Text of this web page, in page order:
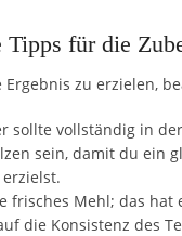
Tipps für die
Ergebnis zu erzielen,
sollte vollständig in
sein, damit du ein
frisches Mehl; das hat
die Konsistenz des